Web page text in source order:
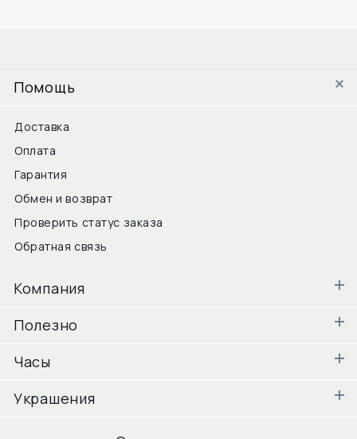
Помощь
Доставка
Оплата
Гарантия
Обмен и возврат
Проверить статус заказа
Обратная связь
Компания
Полезно
Часы
Украшения